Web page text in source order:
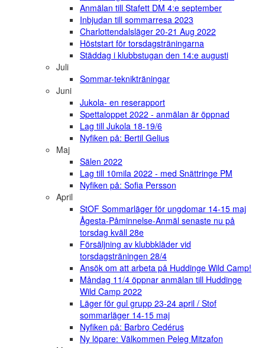
Anmälan till Stafett DM 4:e september
Inbjudan till sommarresa 2023
Charlottendalsläger 20-21 Aug 2022
Höststart för torsdagsträningarna
Städdag i klubbstugan den 14:e augusti
Juli
Sommar-teknikträningar
Juni
Jukola- en reserapport
Spettaloppet 2022 - anmälan är öppnad
Lag till Jukola 18-19/6
Nyfiken på: Bertil Gelius
Maj
Sälen 2022
Lag till 10mila 2022 - med Snättringe PM
Nyfiken på: Sofia Persson
April
StOF Sommarläger för ungdomar 14-15 maj
Ågesta-Påminnelse-Anmäl senaste nu på
torsdag kväll 28e
Försäljning av klubbkläder vid
torsdagsträningen 28/4
Ansök om att arbeta på Huddinge Wild Camp!
Måndag 11/4 öppnar anmälan till Huddinge
Wild Camp 2022
Läger för gul grupp 23-24 april / Stof
sommarläger 14-15 maj
Nyfiken på: Barbro Cedérus
Ny löpare: Välkommen Peleg Mitzafon